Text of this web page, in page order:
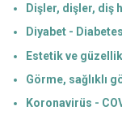
Dişler, dişler, diş
Diyabet -
Estetik ve
Görme, sağlıklı
Koronavirüs -